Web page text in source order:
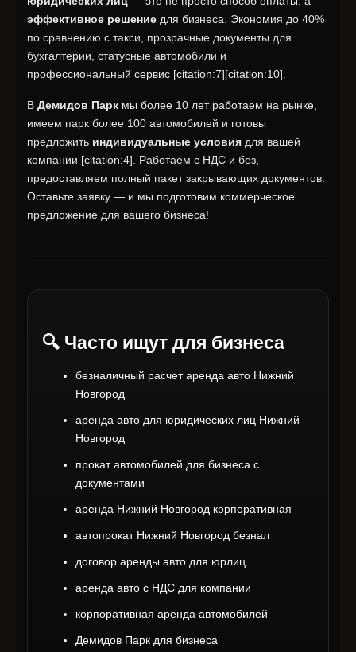
эффективное решение для бизнеса. Экономия до 40%
по сравнению с такси, прозрачные документы для
бухгалтерии, статусные автомобили и
профессиональный сервис [citation:7][citation:10].
В Демидов Парк мы более 10 лет работаем на рынке,
имеем парк более 100 автомобилей и готовы
предложить индивидуальные условия для вашей
компании [citation:4]. Работаем с НДС и без,
предоставляем полный пакет закрывающих документов.
Оставьте заявку — и мы подготовим коммерческое
предложение для вашего бизнеса!
🔍 Часто ищут для бизнеса
безналичный расчет аренда авто Нижний
Новгород
аренда авто для юридических лиц Нижний
Новгород
прокат автомобилей для бизнеса с
документами
аренда Нижний Новгород корпоративная
автопрокат Нижний Новгород безнал
договор аренды авто для юрлиц
аренда авто с НДС для компании
корпоративная аренда автомобилей
Демидов Парк для бизнеса